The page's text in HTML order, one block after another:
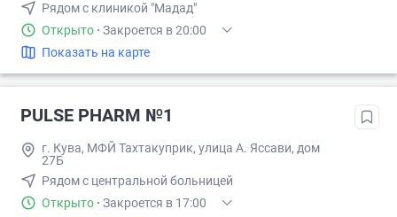
Рядом с клиникой "Мадад"
Открыто · Закроется в 20:00
Показать на карте
PULSE PHARM №1
г. Кува, МФЙ Тахтакуприк, улица А. Яссави, дом
27Б
Рядом с центральной больницей
Открыто · Закроется в 17:00